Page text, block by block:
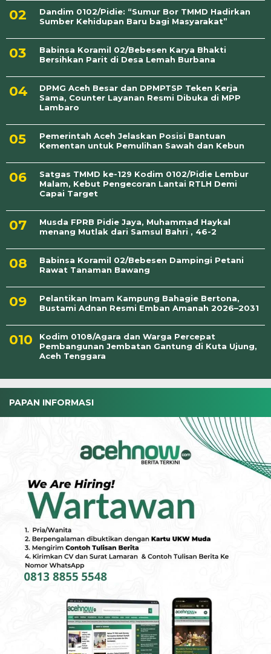
Dandim 0102/Pidie: “Sumur Bor TMMD Hadirkan
Sumber Kehidupan Baru bagi Masyarakat”
Babinsa Koramil 02/Bebesen Karya Bhakti
Bersihkan Parit di Desa Lemah Burbana
DPMG Aceh Besar dan DPMPTSP Teken Kerja
Sama, Counter Layanan Resmi Dibuka di MPP
Lambaro
Pemerintah Aceh Jelaskan Posisi Bantuan
Kementan untuk Pemulihan Sawah dan Kebun
Satgas TMMD ke-129 Kodim 0102/Pidie Lembur
Malam, Kebut Pengecoran Lantai RTLH Demi
Capai Target
Musda FPRB Pidie Jaya, Muhammad Haykal
menang Mutlak dari Samsul Bahri , 46-2
Babinsa Koramil 02/Bebesen Dampingi Petani
Rawat Tanaman Bawang
Pelantikan Imam Kampung Bahagie Bertona,
Bustami Adnan Resmi Emban Amanah 2026–2031
Kodim 0108/Agara dan Warga Percepat
Pembangunan Jembatan Gantung di Kuta Ujung,
Aceh Tenggara
PAPAN INFORMASI